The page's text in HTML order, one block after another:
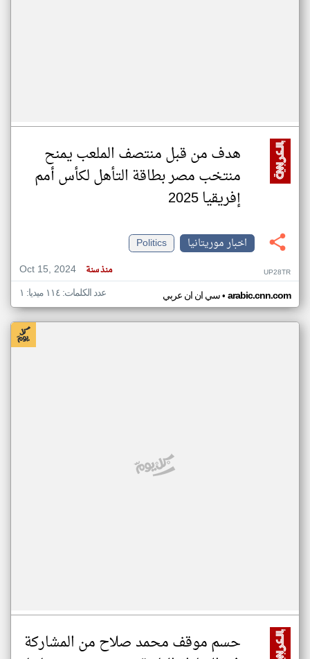
هدف من قبل منتصف الملعب يمنح
منتخب مصر بطاقة التأهل لكأس أمم
إفريقيا 2025
اخبار موريتانيا
Politics
Oct 15, 2024
منذ سنة UP28TR
سي ان ان عربي• arabic.cnn.com عدد الكلمات: ١١٤ ميديا: ١
حسم موقف محمد صلاح من المشاركة